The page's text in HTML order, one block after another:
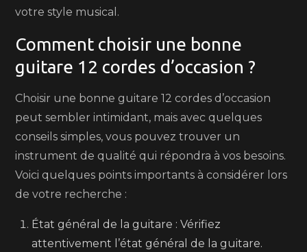
votre style musical.
Comment choisir une bonne
guitare 12 cordes d’occasion ?
Choisir une bonne guitare 12 cordes d’occasion
peut sembler intimidant, mais avec quelques
conseils simples, vous pouvez trouver un
instrument de qualité qui répondra à vos besoins.
Voici quelques points importants à considérer lors
de votre recherche :
État général de la guitare : Vérifiez
attentivement l’état général de la guitare.